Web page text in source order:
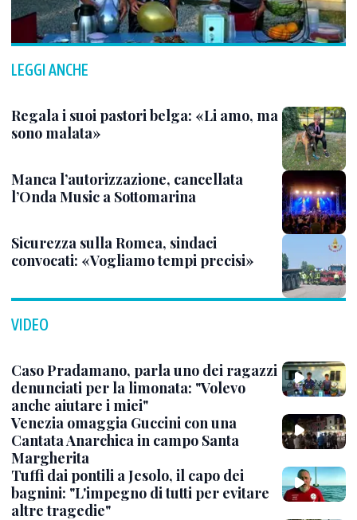
LEGGI ANCHE
Regala i suoi pastori belga: «Li amo, ma
sono malata»
Manca l’autorizzazione, cancellata
l’Onda Music a Sottomarina
Sicurezza sulla Romea, sindaci
convocati: «Vogliamo tempi precisi»
VIDEO
Caso Pradamano, parla uno dei ragazzi
denunciati per la limonata: "Volevo
anche aiutare i miei"
Venezia omaggia Guccini con una
Cantata Anarchica in campo Santa
Margherita
Tuffi dai pontili a Jesolo, il capo dei
bagnini: "L'impegno di tutti per evitare
altre tragedie"